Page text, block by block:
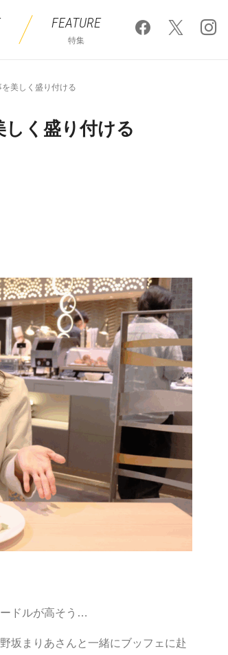
FEATURE
特集
を美しく盛り付ける
く盛り付ける
ドルが高そう…
坂まりあさんと一緒にブッフェに赴